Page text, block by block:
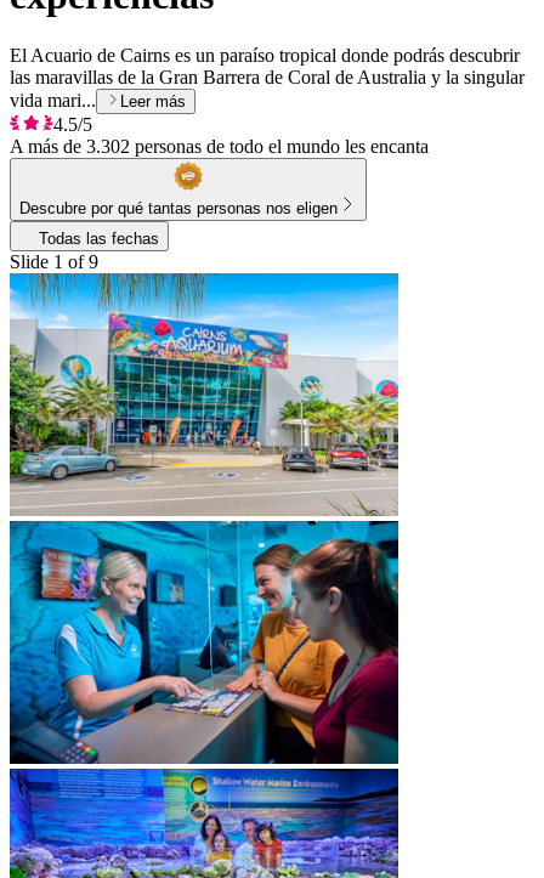
El Acuario de Cairns es un paraíso tropical donde podrás descubrir
las maravillas de la Gran Barrera de Coral de Australia y la singular
vida mari...
Leer más
4.5/5
A más de 3.302 personas de todo el mundo les encanta
Descubre por qué tantas personas nos eligen
Todas las fechas
Slide 1 of 9